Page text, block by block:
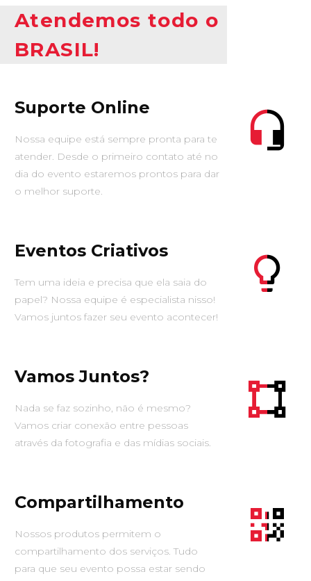
Atendemos todo o
BRASIL!
Suporte Online
Nossa equipe está sempre pronta para te
atender. Desde o primeiro contato até no
dia do evento estaremos prontos para dar
o melhor suporte.
Eventos Criativos
Tem uma ideia e precisa que ela saia do
papel? Nossa equipe é especialista nisso!
Vamos juntos fazer seu evento acontecer!
Vamos Juntos?
Nada se faz sozinho, não é mesmo?
Vamos criar conexão entre pessoas
através da fotografia e das mídias sociais.
Compartilhamento
Nossos produtos permitem o
compartilhamento dos serviços. Tudo
para que seu evento possa estar sendo